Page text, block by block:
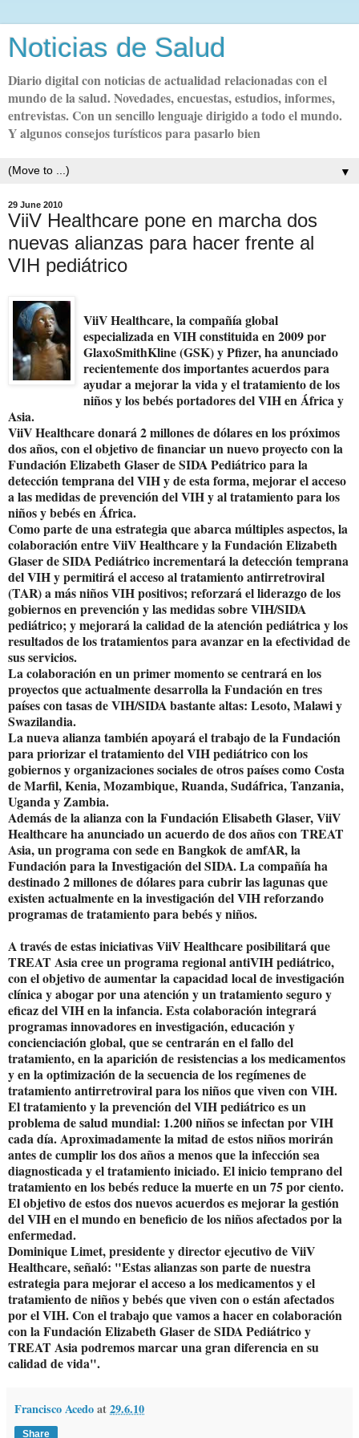
Noticias de Salud
Diario digital con noticias de actualidad relacionadas con el
mundo de la salud. Novedades, encuestas, estudios, informes,
entrevistas. Con un sencillo lenguaje dirigido a todo el mundo.
Y algunos consejos turísticos para pasarlo bien
▼
29 June 2010
ViiV Healthcare pone en marcha dos
nuevas alianzas para hacer frente al
VIH pediátrico
ViiV Healthcare, la compañía global
especializada en VIH constituida en 2009 por
GlaxoSmithKline (GSK) y Pfizer, ha anunciado
recientemente dos importantes acuerdos para
ayudar a mejorar la vida y el tratamiento de los
niños y los bebés portadores del VIH en África y
Asia.
ViiV Healthcare donará 2 millones de dólares en los próximos
dos años, con el objetivo de financiar un nuevo proyecto con la
Fundación Elizabeth Glaser de SIDA Pediátrico para la
detección temprana del VIH y de esta forma, mejorar el acceso
a las medidas de prevención del VIH y al tratamiento para los
niños y bebés en África.
Como parte de una estrategia que abarca múltiples aspectos, la
colaboración entre ViiV Healthcare y la Fundación Elizabeth
Glaser de SIDA Pediátrico incrementará la detección temprana
del VIH y permitirá el acceso al tratamiento antirretroviral
(TAR) a más niños VIH positivos; reforzará el liderazgo de los
gobiernos en prevención y las medidas sobre VIH/SIDA
pediátrico; y mejorará la calidad de la atención pediátrica y los
resultados de los tratamientos para avanzar en la efectividad de
sus servicios.
La colaboración en un primer momento se centrará en los
proyectos que actualmente desarrolla la Fundación en tres
países con tasas de VIH/SIDA bastante altas: Lesoto, Malawi y
Swazilandia.
La nueva alianza también apoyará el trabajo de la Fundación
para priorizar el tratamiento del VIH pediátrico con los
gobiernos y organizaciones sociales de otros países como Costa
de Marfil, Kenia, Mozambique, Ruanda, Sudáfrica, Tanzania,
Uganda y Zambia.
Además de la alianza con la Fundación Elisabeth Glaser, ViiV
Healthcare ha anunciado un acuerdo de dos años con TREAT
Asia, un programa con sede en Bangkok de amfAR, la
Fundación para la Investigación del SIDA. La compañía ha
destinado 2 millones de dólares para cubrir las lagunas que
existen actualmente en la investigación del VIH reforzando
programas de tratamiento para bebés y niños.
A través de estas iniciativas ViiV Healthcare posibilitará que
TREAT Asia cree un programa regional antiVIH pediátrico,
con el objetivo de aumentar la capacidad local de investigación
clínica y abogar por una atención y un tratamiento seguro y
eficaz del VIH en la infancia. Esta colaboración integrará
programas innovadores en investigación, educación y
concienciación global, que se centrarán en el fallo del
tratamiento, en la aparición de resistencias a los medicamentos
y en la optimización de la secuencia de los regímenes de
tratamiento antirretroviral para los niños que viven con VIH.
El tratamiento y la prevención del VIH pediátrico es un
problema de salud mundial: 1.200 niños se infectan por VIH
cada día. Aproximadamente la mitad de estos niños morirán
antes de cumplir los dos años a menos que la infección sea
diagnosticada y el tratamiento iniciado. El inicio temprano del
tratamiento en los bebés reduce la muerte en un 75 por ciento.
El objetivo de estos dos nuevos acuerdos es mejorar la gestión
del VIH en el mundo en beneficio de los niños afectados por la
enfermedad.
Dominique Limet, presidente y director ejecutivo de ViiV
Healthcare, señaló: "Estas alianzas son parte de nuestra
estrategia para mejorar el acceso a los medicamentos y el
tratamiento de niños y bebés que viven con o están afectados
por el VIH. Con el trabajo que vamos a hacer en colaboración
con la Fundación Elizabeth Glaser de SIDA Pediátrico y
TREAT Asia podremos marcar una gran diferencia en su
calidad de vida".
Francisco Acedoat29.6.10
Share